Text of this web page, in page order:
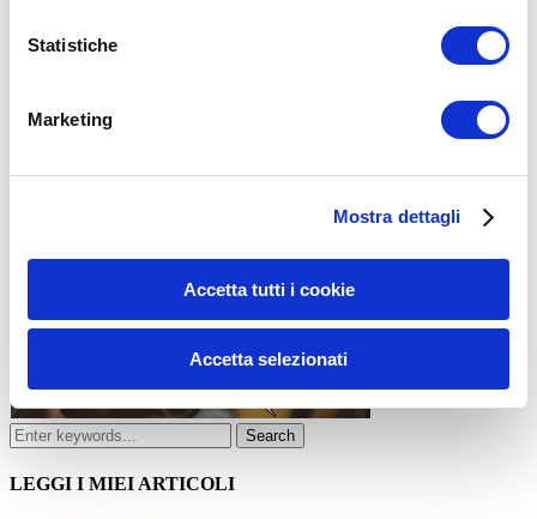
Statistiche
Marketing
Mostra dettagli
Accetta tutti i cookie
Accetta selezionati
LEGGI I MIEI ARTICOLI